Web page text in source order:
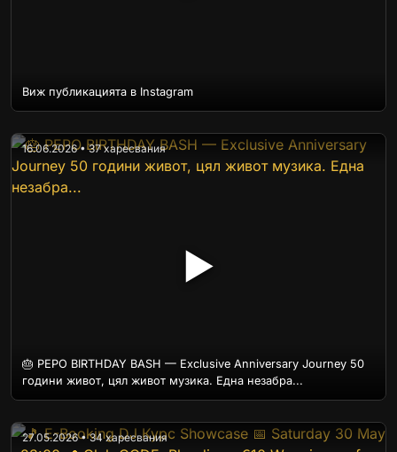
Виж публикацията в Instagram
▶
16.06.2026 • 37 харесвания
🎂 PEPO BIRTHDAY BASH — Exclusive Anniversary Journey 50
години живот, цял живот музика. Една незабра...
27.05.2026 • 34 харесвания